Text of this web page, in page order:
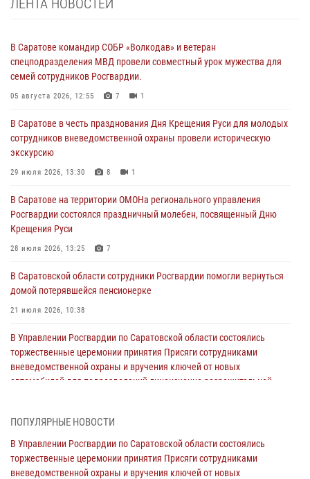
ЛЕНТА НОВОСТЕЙ
В Саратове командир СОБР «Волкодав» и ветеран
спецподразделения МВД провели совместный урок мужества для
семей сотрудников Росгвардии.
05 августа 2026, 12:55 7 1
В Саратове в честь празднования Дня Крещения Руси для молодых
сотрудников вневедомственной охраны провели историческую
экскурсию
29 июля 2026, 13:30 8 1
В Саратове на территории ОМОНа регионального управления
Росгвардии состоялся праздничный молебен, посвященный Дню
Крещения Руси
28 июля 2026, 13:25 7
В Саратовской области сотрудники Росгвардии помогли вернуться
домой потерявшейся пенсионерке
21 июля 2026, 10:38
В Управлении Росгвардии по Саратовской области состоялись
торжественные церемонии принятия Присяги сотрудниками
вневедомственной охраны и вручения ключей от новых
автомобилей для подразделений лицензионно-разрешительной
В Саратовской области самые лучшие каникулы проходят с
Росгвардией
ПОПУЛЯРНЫЕ НОВОСТИ
В Управлении Росгвардии по Саратовской области состоялись
торжественные церемонии принятия Присяги сотрудниками
вневедомственной охраны и вручения ключей от новых